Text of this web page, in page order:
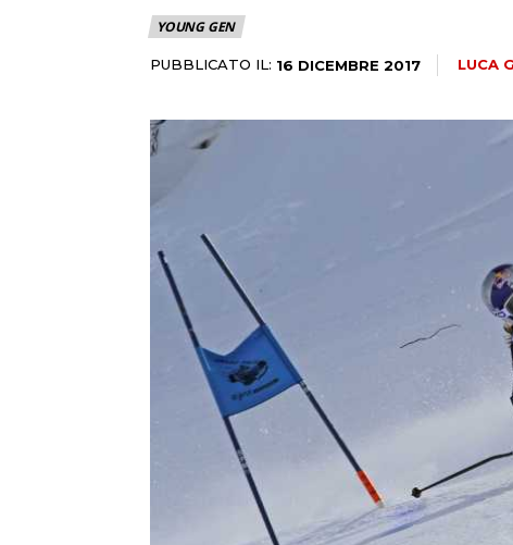
YOUNG GEN
PUBBLICATO IL: 16 DICEMBRE 2017 LUCA